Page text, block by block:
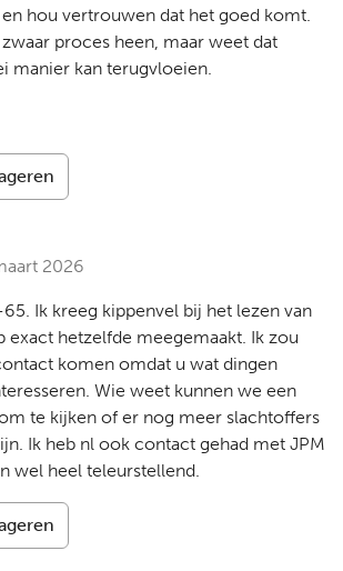
hou vertrouwen dat het goed komt.
proces heen, maar weet dat
manier kan terugvloeien.
2026
Ik kreeg kippenvel bij het lezen van
exact hetzelfde meegemaakt. Ik zou
komen omdat u wat dingen
Wie weet kunnen we een
te kijken of er nog meer slachtoffers
Ik heb nl ook contact gehad met JPM
wel heel teleurstellend.